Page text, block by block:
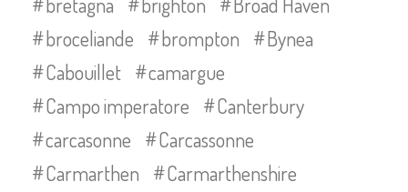
broceliande
brompton
Bynea
Cabouillet
camargue
Campo imperatore
Canterbury
carcasonne
Carcassonne
Carmarthen
Carmarthenshire